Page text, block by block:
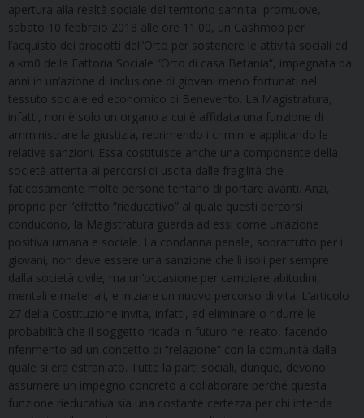
apertura alla realtà sociale del territorio sannita, promuove,
sabato 10 febbraio 2018 alle ore 11.00, un Cashmob per
l’acquisto dei prodotti dell’Orto per sostenere le attività sociali ed
a km0 della Fattoria Sociale “Orto di casa Betania“, impegnata da
anni in un’azione di inclusione di giovani meno fortunati nel
tessuto sociale ed economico di Benevento. La Magistratura,
infatti, non è solo un organo a cui è affidata una funzione di
amministrare la giustizia, reprimendo i crimini e applicando le
relative sanzioni. Essa costituisce anche una componente della
società attenta ai percorsi di uscita dalle fragilità che
faticosamente molte persone tentano di portare avanti. Anzi,
proprio per l’effetto “rieducativo” al quale questi percorsi
conducono, la Magistratura guarda ad essi come un’azione
positiva umana e sociale. La condanna penale, soprattutto per i
giovani, non deve essere una sanzione che li isoli per sempre
dalla società civile, ma un’occasione per cambiare abitudini,
mentali e materiali, e iniziare un nuovo percorso di vita. L’articolo
27 della Costituzione invita, infatti, ad eliminare o ridurre le
probabilità che il soggetto ricada in futuro nel reato, facendo
riferimento ad un concetto di “relazione” con la comunità dalla
quale si era estraniato. Tutte la parti sociali, dunque, devono
assumere un impegno concreto a collaborare perché questa
funzione rieducativa sia una costante certezza per chi intenda